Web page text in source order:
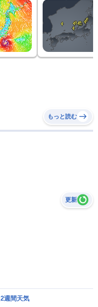
もっと読む
更新
2週間天気